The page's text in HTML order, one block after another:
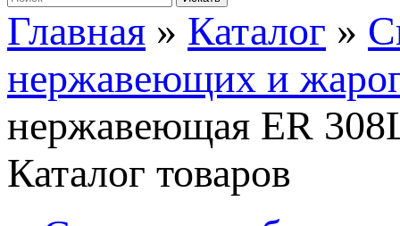
Главная » Каталог »
нержавеющих и
нержавеющая ER
Каталог товаров